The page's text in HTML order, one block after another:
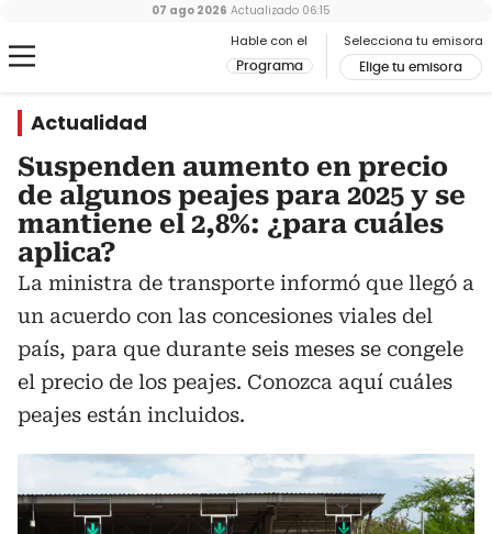
Hable con el
Programa
Selecciona tu emisora
Elige tu emisora
07 ago 2026 Actualizado 06:15
Actualidad
Suspenden aumento en precio
de algunos peajes para 2025 y se
mantiene el 2,8%: ¿para cuáles
aplica?
La ministra de transporte informó que llegó a
un acuerdo con las concesiones viales del
país, para que durante seis meses se congele
el precio de los peajes. Conozca aquí cuáles
peajes están incluidos.